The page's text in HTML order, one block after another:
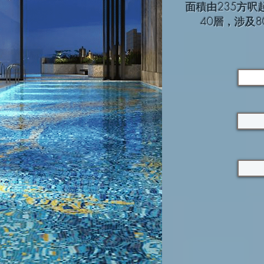
面積由235方呎
40層，涉及